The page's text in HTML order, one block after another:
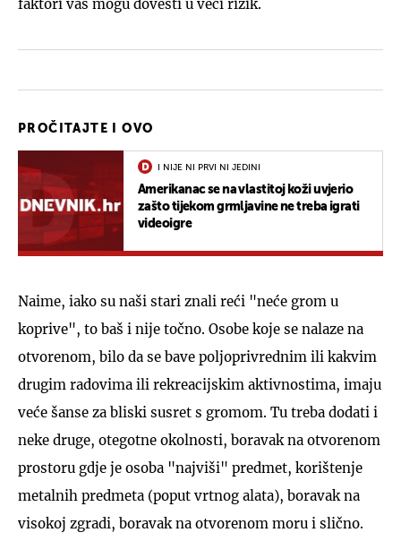
faktori vas mogu dovesti u veći rizik.
PROČITAJTE I OVO
I NIJE NI PRVI NI JEDINI
Amerikanac se na vlastitoj koži uvjerio
zašto tijekom grmljavine ne treba igrati
videoigre
Naime, iako su naši stari znali reći "neće grom u
koprive", to baš i nije točno. Osobe koje se nalaze na
otvorenom, bilo da se bave poljoprivrednim ili kakvim
drugim radovima ili rekreacijskim aktivnostima, imaju
veće šanse za bliski susret s gromom. Tu treba dodati i
neke druge, otegotne okolnosti, boravak na otvorenom
prostoru gdje je osoba "najviši" predmet, korištenje
metalnih predmeta (poput vrtnog alata), boravak na
visokoj zgradi, boravak na otvorenom moru i slično.